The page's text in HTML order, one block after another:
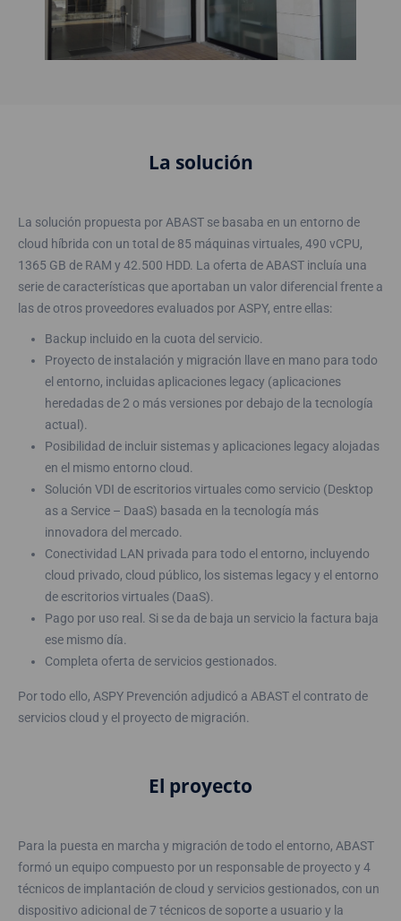
La solución
La solución propuesta por ABAST se basaba en un entorno de
cloud híbrida con un total de 85 máquinas virtuales, 490 vCPU,
1365 GB de RAM y 42.500 HDD. La oferta de ABAST incluía una
serie de características que aportaban un valor diferencial frente a
las de otros proveedores evaluados por ASPY, entre ellas:
Backup incluido en la cuota del servicio.
Proyecto de instalación y migración llave en mano para todo
el entorno, incluidas aplicaciones legacy (aplicaciones
heredadas de 2 o más versiones por debajo de la tecnología
actual).
Posibilidad de incluir sistemas y aplicaciones legacy alojadas
en el mismo entorno cloud.
Solución VDI de escritorios virtuales como servicio (Desktop
as a Service – DaaS) basada en la tecnología más
innovadora del mercado.
Conectividad LAN privada para todo el entorno, incluyendo
cloud privado, cloud público, los sistemas legacy y el entorno
de escritorios virtuales (DaaS).
Pago por uso real. Si se da de baja un servicio la factura baja
ese mismo día.
Completa oferta de servicios gestionados.
Por todo ello, ASPY Prevención adjudicó a ABAST el contrato de
servicios cloud y el proyecto de migración.
El proyecto
Para la puesta en marcha y migración de todo el entorno, ABAST
formó un equipo compuesto por un responsable de proyecto y 4
técnicos de implantación de cloud y servicios gestionados, con un
dispositivo adicional de 7 técnicos de soporte a usuario y la